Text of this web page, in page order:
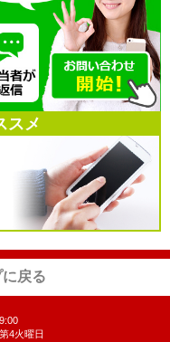
スメ
戻る
4火曜日